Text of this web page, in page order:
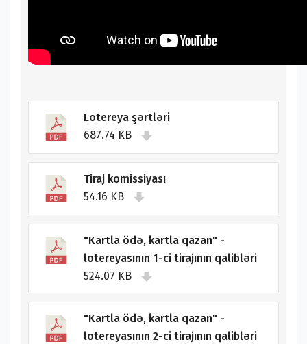
Lotereya şərtləri
687.74 KB
Tiraj komissiyası
54.16 KB
"Kartla ödə, kartla qazan" -
lotereyasının 1-ci tirajının qalibləri
524.07 KB
"Kartla ödə, kartla qazan" -
lotereyasının 2-ci tirajının qalibləri